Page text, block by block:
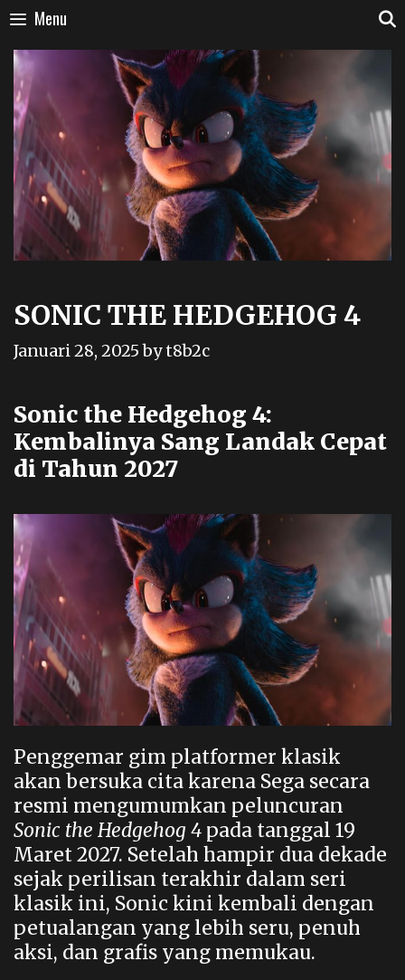
Skip
content
Menu
SONIC THE HEDGEHOG 4
Januari 28, 2025 byt8b2c
Sonic the Hedgehog 4:
Kembalinya Sang Landak Cepat
di Tahun 2027
Penggemar gim platformer klasik
akan bersuka cita karena Sega secara
resmi mengumumkan peluncuran
Sonic the Hedgehog 4 pada tanggal 19
Maret 2027. Setelah hampir dua dekade
sejak perilisan terakhir dalam seri
klasik ini, Sonic kini kembali dengan
petualangan yang lebih seru, penuh
aksi, dan grafis yang memukau.